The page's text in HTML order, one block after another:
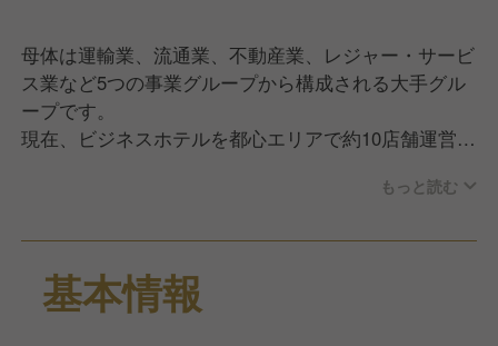
母体は運輸業、流通業、不動産業、レジャー・サービ
ス業など5つの事業グループから構成される大手グル
ープです。
現在、ビジネスホテルを都心エリアで約10店舗運営し
します。
未経験の方でも、経験者でも、接客スキルを活かしな
がらキャリアを積むことができます。
もっと読む
基本情報